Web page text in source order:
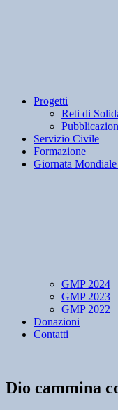
Progetti
Reti di
Servizio Civile
Formazione
Giornata
GMP 2024
GMP 2023
GMP 2022
Donazioni
Contatti
Dio cammina